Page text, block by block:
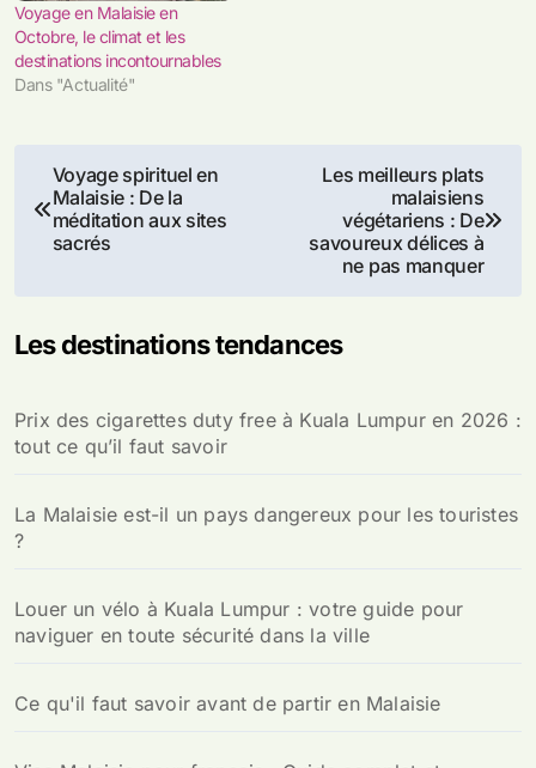
Voyage en Malaisie en
Octobre, le climat et les
destinations incontournables
Dans "Actualité"
Navigation
de
Voyage spirituel en
Malaisie : De la
méditation aux sites
sacrés
Les meilleurs plats
malaisiens
végétariens : De
savoureux délices à
ne pas manquer
Les destinations tendances
Prix des cigarettes duty free à Kuala Lumpur en 2026 :
tout ce qu’il faut savoir
La Malaisie est-il un pays dangereux pour les touristes
?
Louer un vélo à Kuala Lumpur : votre guide pour
naviguer en toute sécurité dans la ville
Ce qu'il faut savoir avant de partir en Malaisie